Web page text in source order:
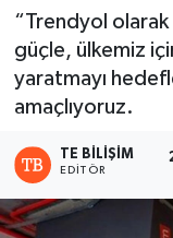
“Trendyol olarak
güçle, ülkemiz
yaratmayı
amaçlıyoruz.
TE BILIŞIM
EDITÖR
Tüm
Son Dakika
Haber Arşivi